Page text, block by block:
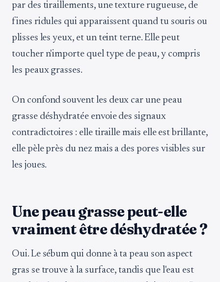
par des tiraillements, une texture rugueuse, de
fines ridules qui apparaissent quand tu souris ou
plisses les yeux, et un teint terne. Elle peut
toucher n'importe quel type de peau, y compris
les peaux grasses.
On confond souvent les deux car une peau
grasse déshydratée envoie des signaux
contradictoires : elle tiraille mais elle est brillante,
elle pèle près du nez mais a des pores visibles sur
les joues.
Une peau grasse peut-elle
vraiment être déshydratée ?
Oui. Le sébum qui donne à ta peau son aspect
gras se trouve à la surface, tandis que l'eau est